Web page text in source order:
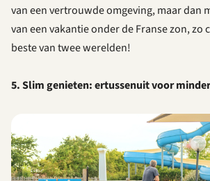
van een vertrouwde omgeving, maar dan
van een vakantie onder de Franse zon, zo
beste van twee werelden!
5. Slim genieten: ertussenuit voor minder